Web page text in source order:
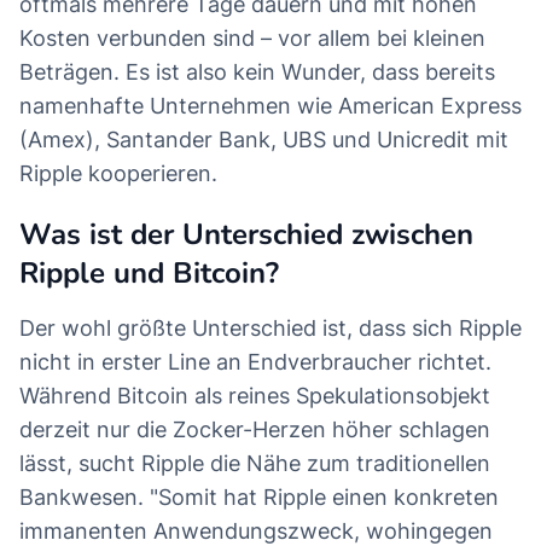
Kosten verbunden sind – vor allem bei kleinen
Beträgen. Es ist also kein Wunder, dass bereits
namenhafte Unternehmen wie American Express
(Amex), Santander Bank, UBS und Unicredit mit
Ripple kooperieren.
Was ist der Unterschied zwischen
Ripple und Bitcoin?
Der wohl größte Unterschied ist, dass sich Ripple
nicht in erster Line an Endverbraucher richtet.
Während Bitcoin als reines Spekulationsobjekt
derzeit nur die Zocker-Herzen höher schlagen
lässt, sucht Ripple die Nähe zum traditionellen
Bankwesen. "Somit hat Ripple einen konkreten
immanenten Anwendungszweck, wohingegen